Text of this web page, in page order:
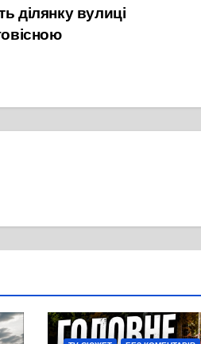
ділянку вулиці